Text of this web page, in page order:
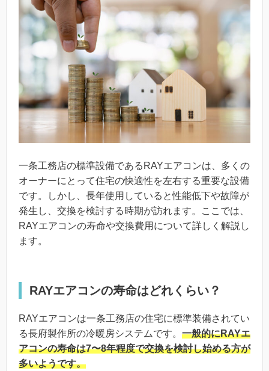
一条工務店の標準設備であるRAYエアコンは、多くの
オーナーにとって住宅の快適性を左右する重要な設備
です。しかし、長年使用していると性能低下や故障が
発生し、交換を検討する時期が訪れます。ここでは、
RAYエアコンの寿命や交換費用について詳しく解説し
ます。
RAYエアコンの寿命はどれくらい？
RAYエアコンは一条工務店の住宅に標準装備されてい
る長府製作所の冷暖房システムです。 一般的にRAYエ
アコンの寿命は7〜8年程度で交換を検討し始める方が
多いようです。